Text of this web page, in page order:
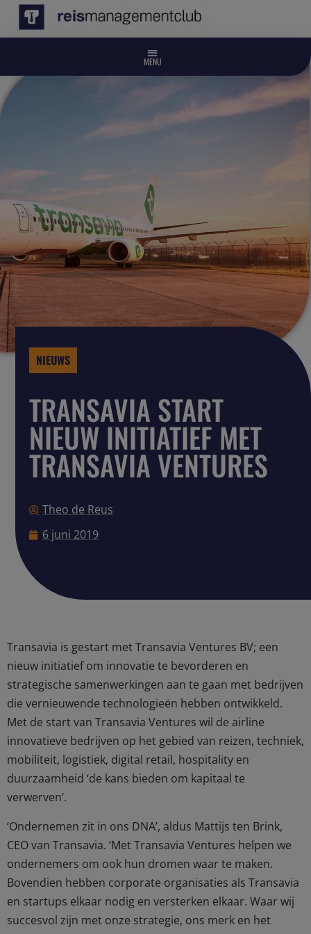
NIEUWS
TRANSAVIA START
NIEUW INITIATIEF MET
TRANSAVIA VENTURES
Theo de Reus
6 juni 2019
Transavia is gestart met Transavia Ventures BV; een
nieuw initiatief om innovatie te bevorderen en
strategische samenwerkingen aan te gaan met bedrijven
die vernieuwende technologieën hebben ontwikkeld.
Met de start van Transavia Ventures wil de airline
innovatieve bedrijven op het gebied van reizen, techniek,
mobiliteit, logistiek, digital retail, hospitality en
duurzaamheid ‘de kans bieden om kapitaal te
verwerven’.
‘Ondernemen zit in ons DNA’, aldus Mattijs ten Brink,
CEO van Transavia. ‘Met Transavia Ventures helpen we
ondernemers om ook hun dromen waar te maken.
Bovendien hebben corporate organisaties als Transavia
en startups elkaar nodig en versterken elkaar. Waar wij
succesvol zijn met onze strategie, ons merk en het